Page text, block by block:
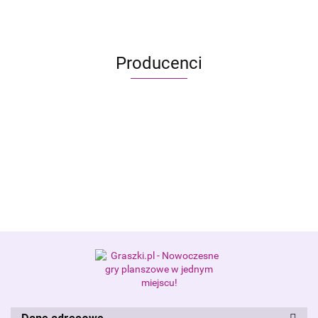
Producenci
Alis Games – producent gier
planszowych i RPG